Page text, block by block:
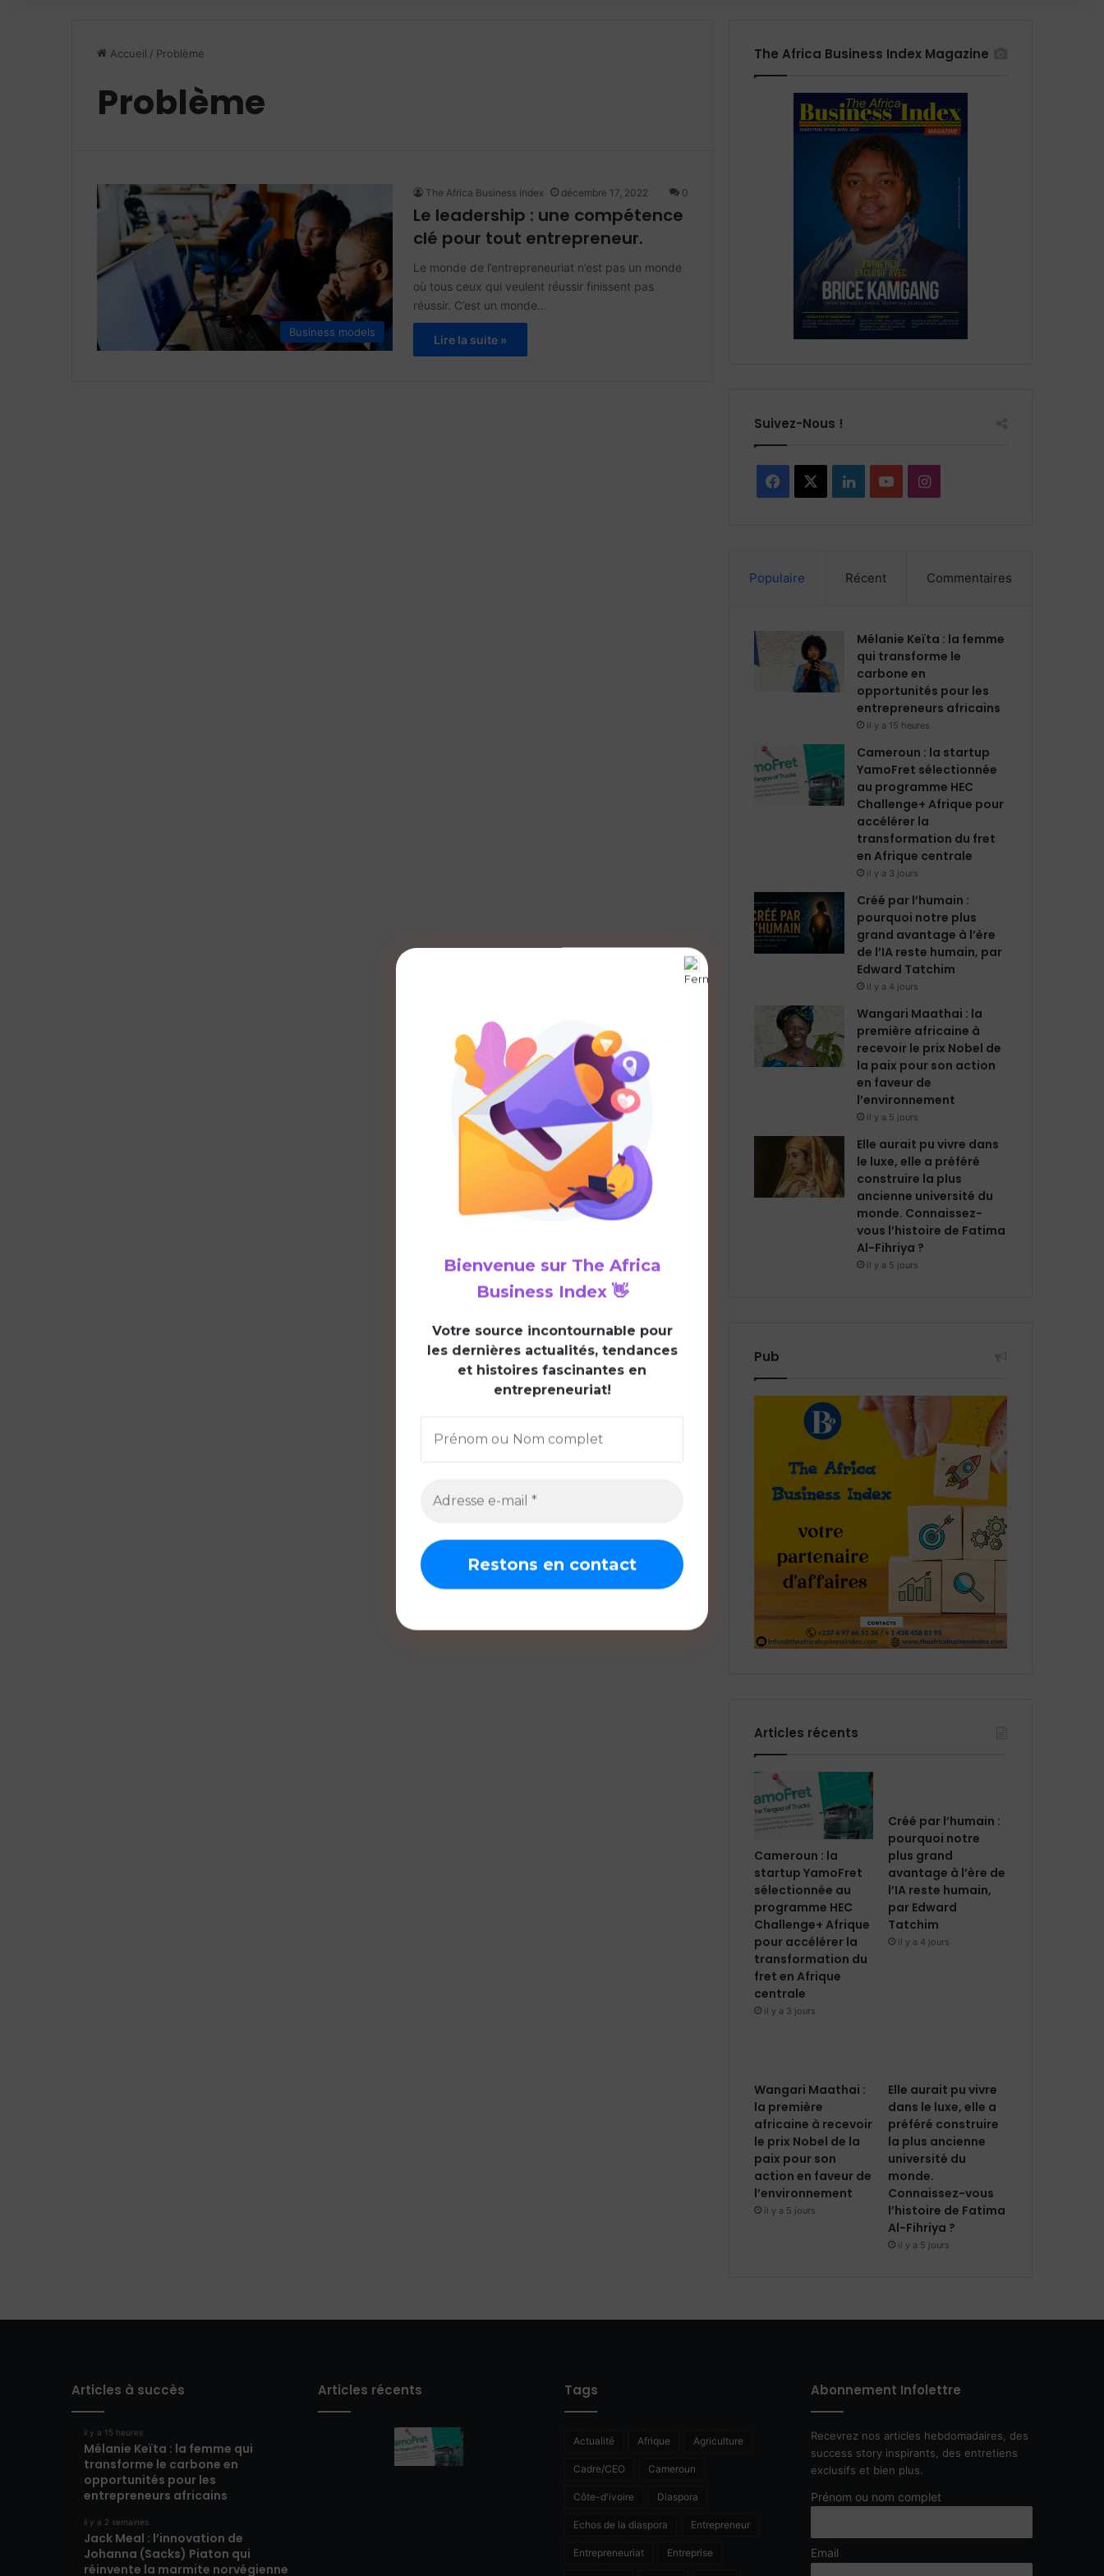
Accueil / Problème
Problème
Business models
The Africa Business Index décembre 17, 2022 0
Le leadership : une compétence
clé pour tout entrepreneur.
Le monde de l’entrepreneuriat n’est pas un monde
où tous ceux qui veulent réussir finissent pas
réussir. C’est un monde…
Lire la suite »
The Africa Business Index Magazine
Suivez-Nous !
e
L
k
d
i
n
b
e
I
t
g
a
m
Populaire Récent Commentaires
Mélanie Keïta : la femme
qui transforme le
carbone en
opportunités pour les
entrepreneurs africains
il y a 15 heures
Cameroun : la startup
YamoFret sélectionnée
au programme HEC
Challenge+ Afrique pour
accélérer la
transformation du fret
en Afrique centrale
il y a 3 jours
Créé par l’humain :
pourquoi notre plus
grand avantage à l’ère
de l’IA reste humain, par
Edward Tatchim
il y a 4 jours
Wangari Maathai : la
première africaine à
recevoir le prix Nobel de
la paix pour son action
en faveur de
l’environnement
il y a 5 jours
Elle aurait pu vivre dans
le luxe, elle a préféré
construire la plus
ancienne université du
monde. Connaissez-
vous l’histoire de Fatima
Al-Fihriya ?
il y a 5 jours
Pub
Articles récents
Cameroun : la
startup YamoFret
sélectionnée au
programme HEC
Challenge+ Afrique
pour accélérer la
transformation du
fret en Afrique
centrale
il y a 3 jours
Créé par l’humain :
pourquoi notre
plus grand
avantage à l’ère de
l’IA reste humain,
par Edward
Tatchim
il y a 4 jours
Wangari Maathai :
la première
africaine à recevoir
le prix Nobel de la
paix pour son
action en faveur de
l’environnement
il y a 5 jours
Elle aurait pu vivre
dans le luxe, elle a
préféré construire
la plus ancienne
université du
monde.
Connaissez-vous
l’histoire de Fatima
Al-Fihriya ?
il y a 5 jours
Articles à succès
il y a 15 heures
Mélanie Keïta : la femme qui
transforme le carbone en
opportunités pour les
entrepreneurs africains
il y a 2 semaines
Jack Meal : l’innovation de
Johanna (Sacks) Piaton qui
réinvente la marmite norvégienne
Articles récents Tags
Actualité Afrique Agriculture
Cadre/CEO Cameroun
Côte-d'ivoire Diaspora
Echos de la diaspora Entrepreneur
Entrepreneuriat Entreprise
Abonnement Infolettre
Recevrez nos articles hebdomadaires, des
success story inspirants, des entretiens
exclusifs et bien plus.
Prénom ou nom complet
Email
Bienvenue surThe Africa
Business Index👋
Votre source incontournable pour
les dernières actualités, tendances
et histoires fascinantes en
entrepreneuriat!